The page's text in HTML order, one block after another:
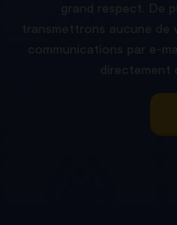
grand respect. De
transmettrons aucune de
communications par e-
directement